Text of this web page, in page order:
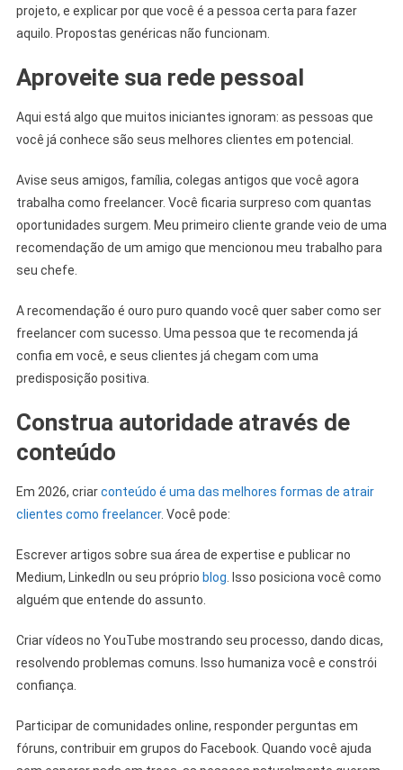
projeto, e explicar por que você é a pessoa certa para fazer
aquilo. Propostas genéricas não funcionam.
Aproveite sua rede pessoal
Aqui está algo que muitos iniciantes ignoram: as pessoas que
você já conhece são seus melhores clientes em potencial.
Avise seus amigos, família, colegas antigos que você agora
trabalha como freelancer. Você ficaria surpreso com quantas
oportunidades surgem. Meu primeiro cliente grande veio de uma
recomendação de um amigo que mencionou meu trabalho para
seu chefe.
A recomendação é ouro puro quando você quer saber como ser
freelancer com sucesso. Uma pessoa que te recomenda já
confia em você, e seus clientes já chegam com uma
predisposição positiva.
Construa autoridade através de
conteúdo
Em 2026, criarconteúdo é uma das melhores formas de atrair
clientes como freelancer. Você pode:
Escrever artigos sobre sua área de expertise e publicar no
Medium, LinkedIn ou seu próprio blog . Isso posiciona você como
alguém que entende do assunto.
Criar vídeos no YouTube mostrando seu processo, dando dicas,
resolvendo problemas comuns. Isso humaniza você e constrói
confiança.
Participar de comunidades online, responder perguntas em
fóruns, contribuir em grupos do Facebook. Quando você ajuda